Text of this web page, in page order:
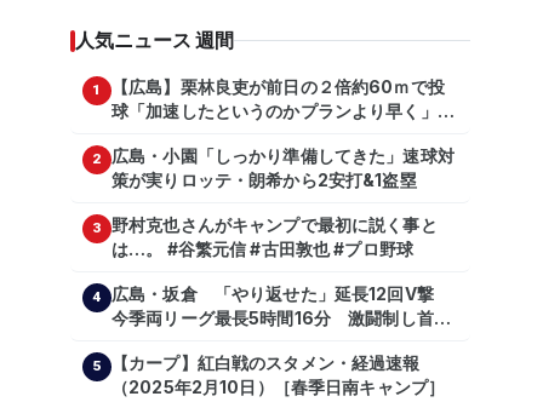
人気ニュース 週間
1
【広島】栗林良吏が前日の２倍約60ｍで投
球「加速したというのかプランより早く」自
2
広島・小園「しっかり準備してきた」速球対
策が実りロッテ・朗希から2安打&1盗塁
3
野村克也さんがキャンプで最初に説く事と
は…。 #谷繁元信 #古田敦也 #プロ野球
4
広島・坂倉 「やり返せた」延長12回V撃
今季両リーグ最長5時間16分 激闘制し首位
5
【カープ】紅白戦のスタメン・経過速報
（2025年2月10日）［春季日南キャンプ］